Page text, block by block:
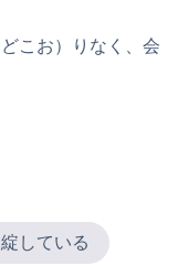
こお）りなく、会
している